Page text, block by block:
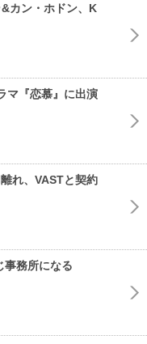
カン・ホドン、K
マ『恋慕』に出演
れ、VASTと契約
事務所になる